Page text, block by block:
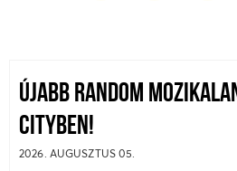
ÚJABB RANDOM
CITYBEN!
2026. AUGUSZTUS 05.